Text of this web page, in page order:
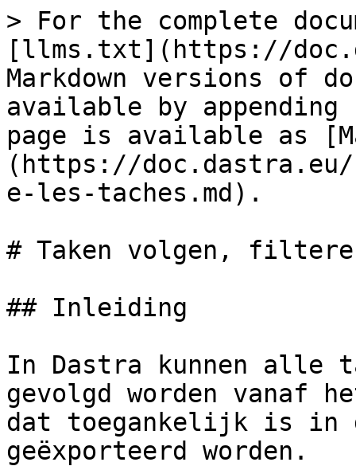
> For the complete
[llms.txt](https://
Markdown versions of
available by
page is available as
(https://
e-les-taches.md).
# Taken volgen,
## Inleiding
In Dastra kunnen alle
gevolgd worden vanaf
dat toegankelijk is in
geëxporteerd worden.